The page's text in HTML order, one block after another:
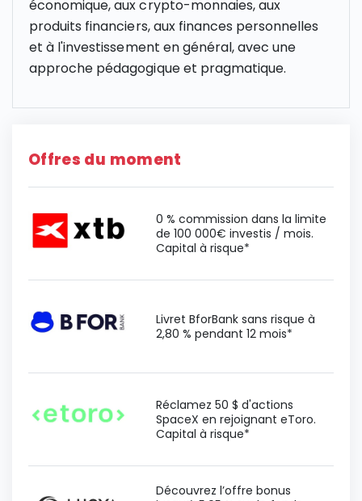
économique, aux crypto-monnaies, aux
produits financiers, aux finances personnelles
et à l'investissement en général, avec une
approche pédagogique et pragmatique.
Offres du moment
0 % commission dans la limite
de 100 000€ investis / mois.
Capital à risque*
Livret BforBank sans risque à
2,80 % pendant 12 mois*
Réclamez 50 $ d'actions
SpaceX en rejoignant eToro.
Capital à risque*
Découvrez l’offre bonus